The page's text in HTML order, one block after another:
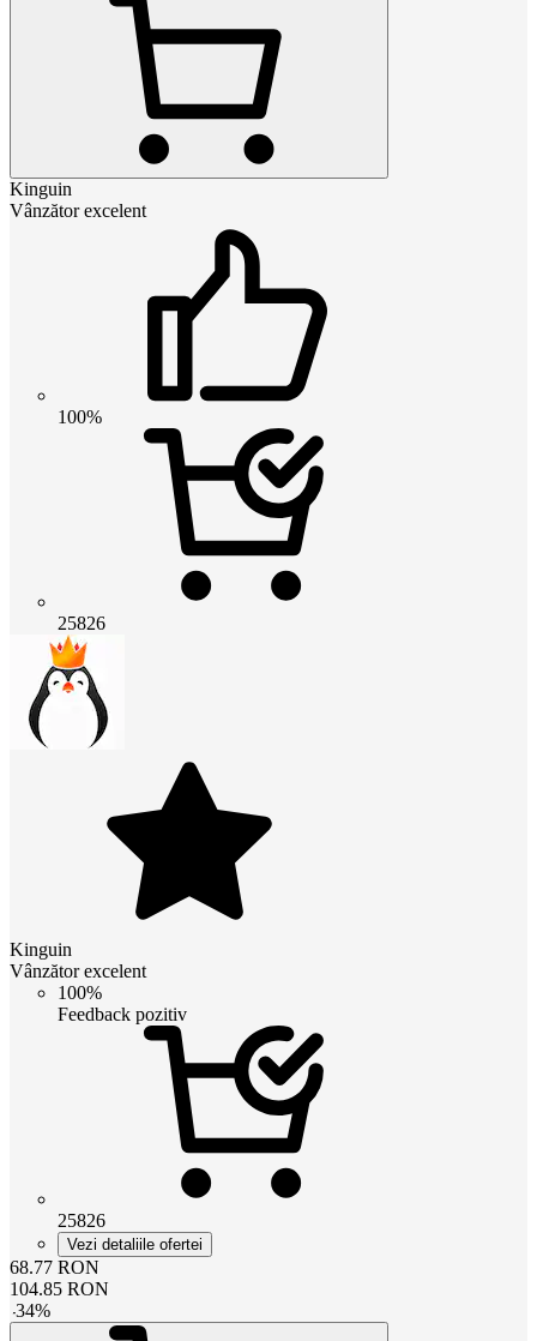
Kinguin
Vânzător excelent
100%
25826
Kinguin
Vânzător excelent
100%
Feedback pozitiv
25826
Vezi detaliile ofertei
68.77 RON
104.85 RON
-34%